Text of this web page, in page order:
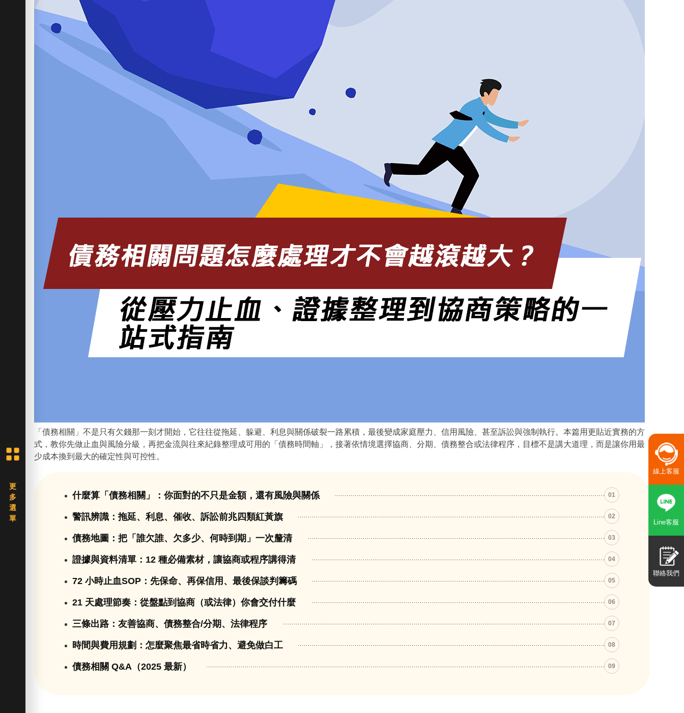
「債務相關」不是只有欠錢那一刻才開始，它往往從拖延、躲避、利息與關係破裂一路累積，最後變成家庭壓力、信用風險、甚至訴訟與強制執行。本篇用更貼近實務的方
式，教你先做止血與風險分級，再把金流與往來紀錄整理成可用的「債務時間軸」，接著依情境選擇協商、分期、債務整合或法律程序，目標不是講大道理，而是讓你用最
少成本換到最大的確定性與可控性。
什麼算「債務相關」：你面對的不只是金額，還有風險與關係 01
警訊辨識：拖延、利息、催收、訴訟前兆四類紅黃旗 02
債務地圖：把「誰欠誰、欠多少、何時到期」一次釐清 03
證據與資料清單：12 種必備素材，讓協商或程序講得清 04
72 小時止血SOP：先保命、再保信用、最後保談判籌碼 05
21 天處理節奏：從盤點到協商（或法律）你會交付什麼 06
三條出路：友善協商、債務整合/分期、法律程序 07
時間與費用規劃：怎麼聚焦最省時省力、避免做白工 08
債務相關 Q&A（2025 最新） 09
線上客服
Line客服
聯絡我們